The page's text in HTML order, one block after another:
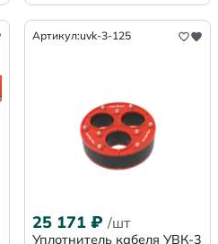
Артикул:uvk-3-125
25 171 ₽ /шт
Уплотнитель кабеля УВК-3